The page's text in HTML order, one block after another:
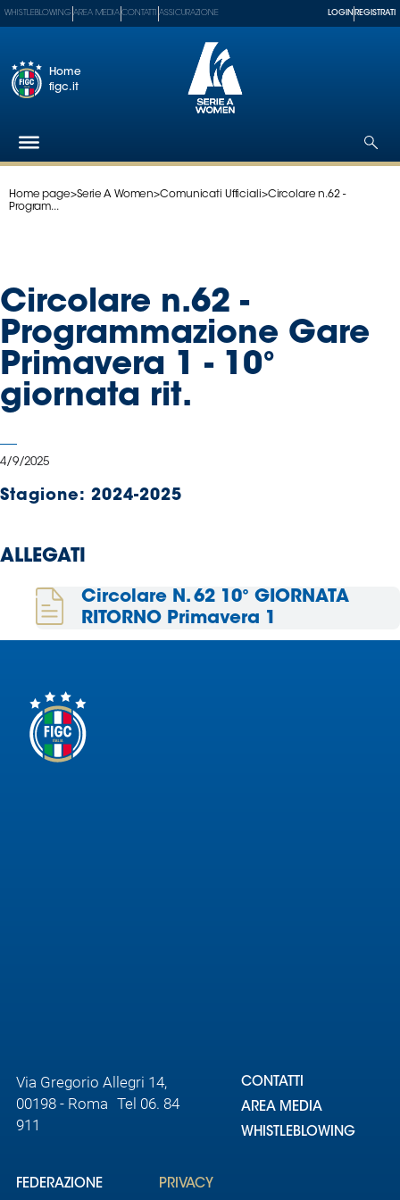
Federazione
SGS
Paralimpico
Serie
A
Women
Serie
Femminile
del
Shop
partner
delle
WHISTLEBLOWING AREA MEDIA CONTATTI ASSICURAZIONE LOGIN REGISTRATI
Home
figc.it
Home page>Serie A Women>Comunicati Ufficiali>Circolare n.62 -
Program...
Circolare n.62 -
Programmazione Gare
Primavera 1 - 10°
giornata rit.
4/9/2025
Stagione: 2024-2025
ALLEGATI
Circolare N. 62 10° GIORNATA
RITORNO Primavera 1
Via Gregorio Allegri 14,
00198 - Roma Tel 06. 84
911
CONTATTI
AREA MEDIA
WHISTLEBLOWING
FEDERAZIONE PRIVACY